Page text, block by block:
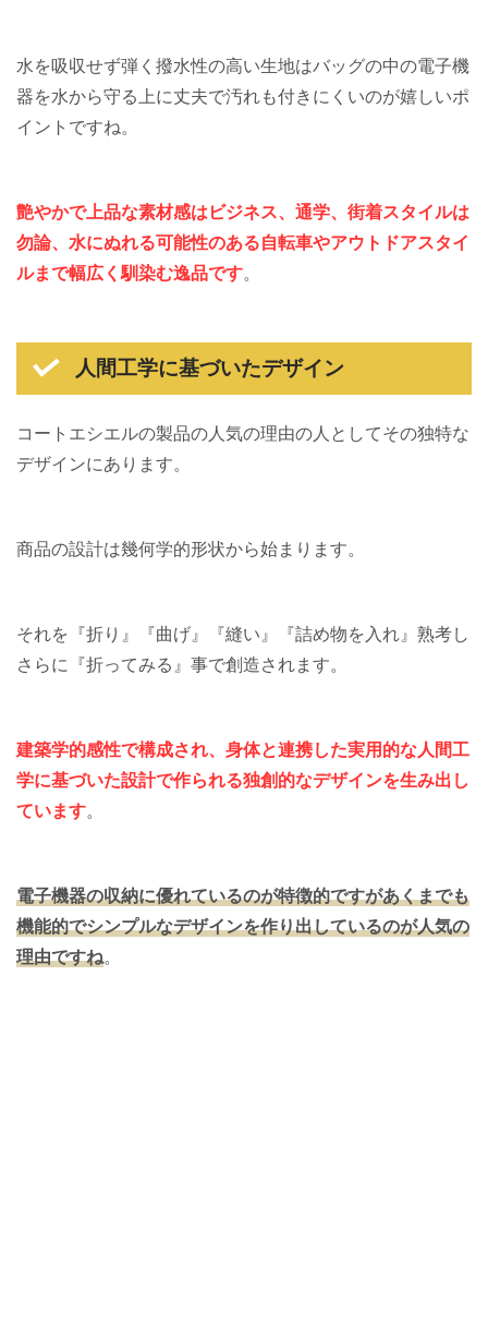
水を吸収せず弾く撥水性の高い生地はバッグの中の電子機
器を水から守る上に丈夫で汚れも付きにくいのが嬉しいポ
イントですね。
艶やかで上品な素材感はビジネス、通学、街着スタイルは
勿論、水にぬれる可能性のある自転車やアウトドアスタイ
ルまで幅広く馴染む逸品です。
人間工学に基づいたデザイン
コートエシエルの製品の人気の理由の人としてその独特な
デザインにあります。
商品の設計は幾何学的形状から始まります。
それを『折り』『曲げ』『縫い』『詰め物を入れ』熟考し
さらに『折ってみる』事で創造されます。
建築学的感性で構成され、身体と連携した実用的な人間工
学に基づいた設計で作られる独創的なデザインを生み出し
ています。
電子機器の収納に優れているのが特徴的ですがあくまでも
機能的でシンプルなデザインを作り出しているのが人気の
理由ですね。